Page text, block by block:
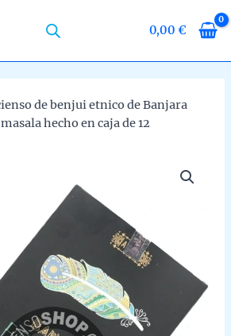
0,00€
de benjui etnico de Banjara
hecho en caja de 12